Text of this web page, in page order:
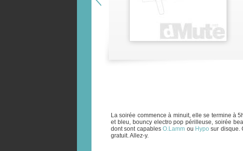
La soirée commence à minuit, elle se termine à
et bleu, bouncy electro pop périlleuse, soirée
dont sont capablesO.Lamm ou Hypo sur disque.
gratuit. Allez-y.